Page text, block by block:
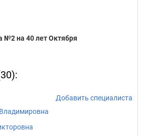
№2 на 40 лет Октября
Добавить специалиста